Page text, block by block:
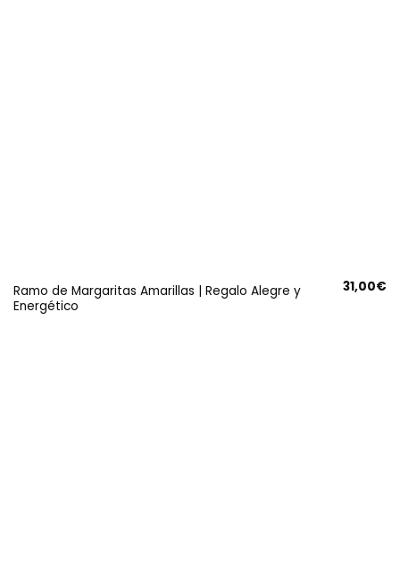
Ramo de Margaritas Amarillas | Regalo Alegre y
Energético
31,00€